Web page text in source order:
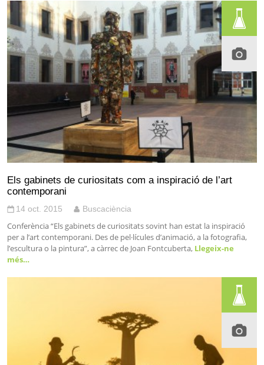
Els gabinets de curiositats com a inspiració de l’art
contemporani
14 oct. 2015 Buscaciència
Conferència “Els gabinets de curiositats sovint han estat la inspiració
per a l’art contemporani. Des de pel·lícules d’animació, a la fotografia,
l’escultura o la pintura”, a càrrec de Joan Fontcuberta, Llegeix-ne
més…